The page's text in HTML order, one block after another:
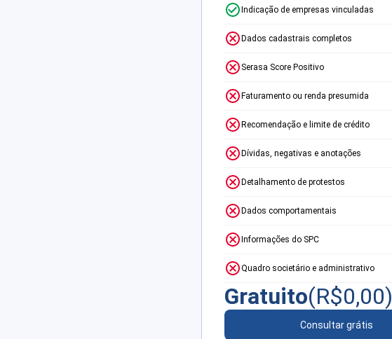
Indicação de empresas vinculadas
Dados cadastrais completos
Serasa Score Positivo
Faturamento ou renda presumida
Recomendação e limite de crédito
Dívidas, negativas e anotações
Detalhamento de protestos
Dados comportamentais
Informações do SPC
Quadro societário e administrativo
Gratuito(R$0,00)
Consultar grátis